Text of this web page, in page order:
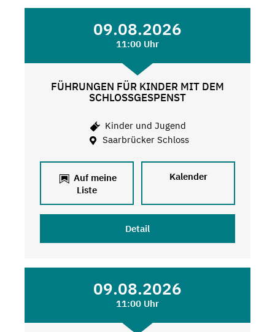
09.08.2026
11:00 Uhr
FÜHRUNGEN FÜR KINDER MIT DEM
SCHLOSSGESPENST
Kinder und Jugend
Saarbrücker Schloss
Auf meine
Liste
Kalender
Detail
09.08.2026
11:00 Uhr